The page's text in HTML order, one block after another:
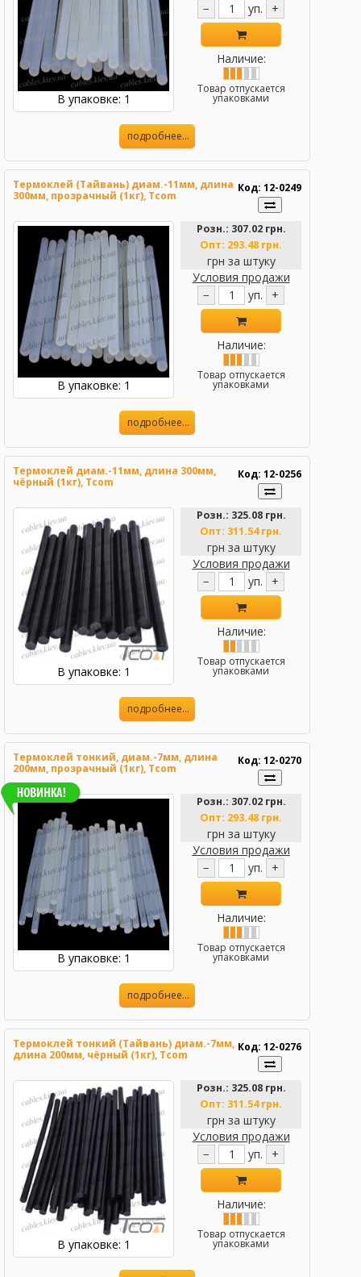
В упаковке: 1
−
уп. +
Наличие:
Товар отпускается
упаковками
подробнее...
Термоклей (Тайвань) диам.-11мм, длина
300мм, прозрачный (1кг), Tcom
Код: 12-0249
В упаковке: 1
Розн.: 307.02 грн.
Опт: 293.48 грн.
грн за штуку
Условия продажи
−
уп. +
Наличие:
Товар отпускается
упаковками
подробнее...
Термоклей диам.-11мм, длина 300мм,
чёрный (1кг), Tcom
Код: 12-0256
В упаковке: 1
Розн.: 325.08 грн.
Опт: 311.54 грн.
грн за штуку
Условия продажи
−
уп. +
Наличие:
Товар отпускается
упаковками
подробнее...
Термоклей тонкий, диам.-7мм, длина
200мм, прозрачный (1кг), Tcom
Код: 12-0270
В упаковке: 1
Розн.: 307.02 грн.
Опт: 293.48 грн.
грн за штуку
Условия продажи
−
уп. +
Наличие:
Товар отпускается
упаковками
подробнее...
Термоклей тонкий (Тайвань) диам.-7мм,
длина 200мм, чёрный (1кг), Tcom
Код: 12-0276
В упаковке: 1
Розн.: 325.08 грн.
Опт: 311.54 грн.
грн за штуку
Условия продажи
−
уп. +
Наличие:
Товар отпускается
упаковками